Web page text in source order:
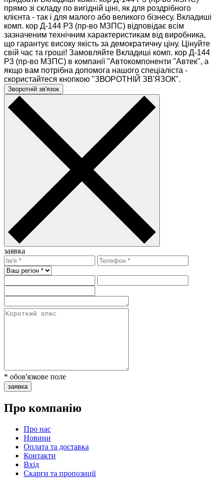
прямо зі складу по вигідній ціні, як для роздрібного
клієнта - так і для малого або великого бізнесу. Вкладиші
комп. кор Д-144 Р3 (пр-во МЗПС) відповідає всім
зазначеним технічним характеристикам від виробника,
що гарантує високу якість за демократичну ціну. Цінуйте
свій час та гроші! Замовляйте Вкладиші комп. кор Д-144
Р3 (пр-во МЗПС) в компанії "Автокомпоненти "Автек", а
якщо вам потрібна допомога нашого спеціаліста -
скористайтеся кнопкою "ЗВОРОТНІЙ ЗВ'ЯЗОК".
Зворотній зв'язок
заявка
* обов'язкове поле
заявка
Про компанію
Про нас
Новини
Оплата та доставка
Контакти
Вхiд
Скарги та пропозиції